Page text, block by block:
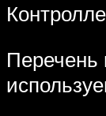
Перечень